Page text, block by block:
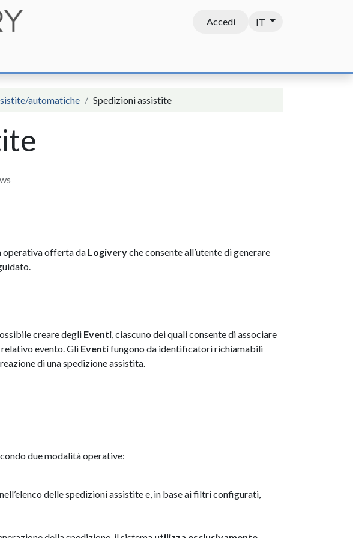
Accedi IT
automatiche Spedizioni assistite
operativa offerta da Logiveryche consente all’utente di generare
creare degli Eventi, ciascuno dei quali consente di associare
evento. Gli Eventifungono da identificatori richiamabili
di una spedizione assistita.
due modalità operative:
nell’elenco delle spedizioni assistite e, in base ai filtri configurati,